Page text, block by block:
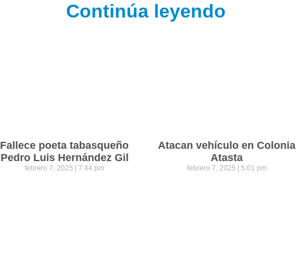
Continúa leyendo
Fallece poeta tabasqueño
Pedro Luis Hernández Gil
febrero 7, 2025 7:44 pm
Atacan vehículo en Colonia
Atasta
febrero 7, 2025 5:01 pm